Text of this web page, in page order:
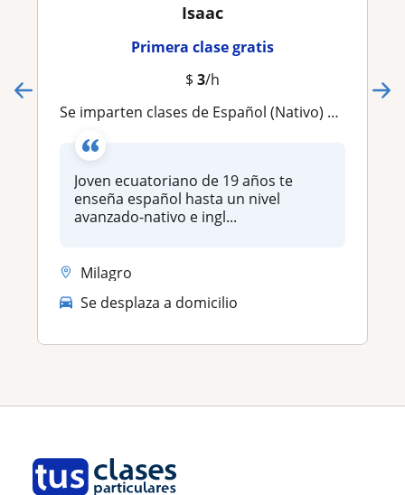
Isaac
Primera clase gratis
$ 3/h
Se imparten clases de Español (Nativo) e inglés (básico)
Joven ecuatoriano de 19 años te
enseña español hasta un nivel
avanzado-nativo e ingl...
Milagro
Se desplaza a domicilio